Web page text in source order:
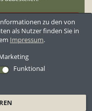
zu den von
als Nutzer finden Sie in
Impressum.
Funktional